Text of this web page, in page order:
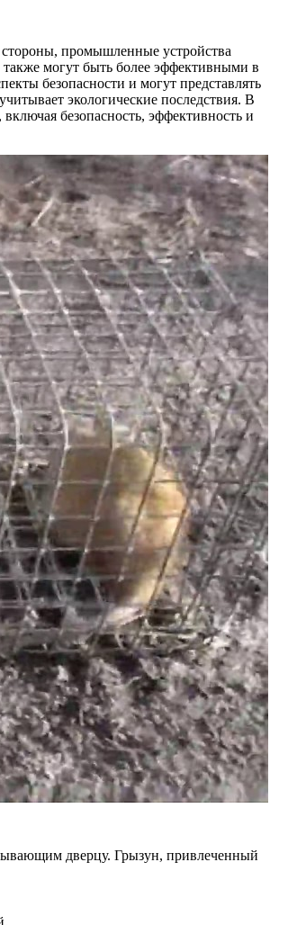
промышленные устройства
могут быть более эффективными в
безопасности и могут представлять
экологические последствия. В
безопасность, эффективность и
дверцу. Грызун, привлеченный